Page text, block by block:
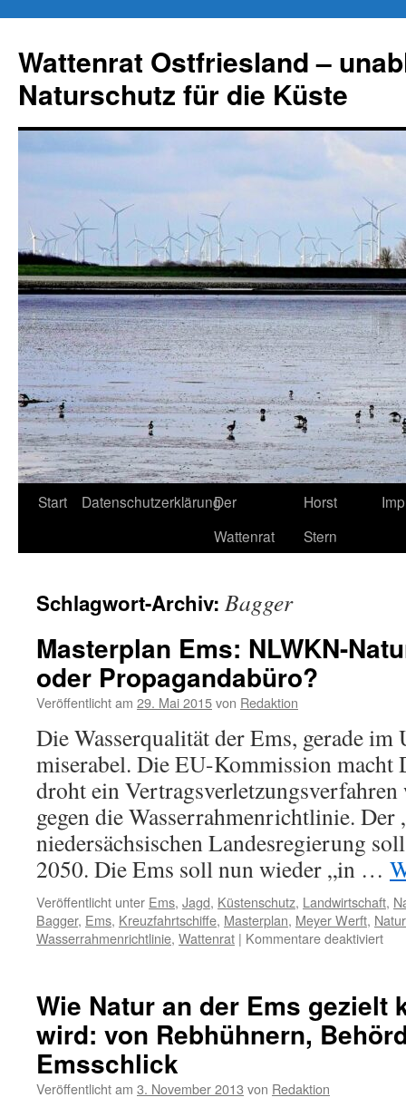
springen
Wattenrat Ostfriesland –
Naturschutz für die Küste
Start DatenschutzerklärungDer
Wattenrat
Horst
Stern
Schlagwort-Archiv: Bagger
Masterplan Ems: NLWKN-
oder Propagandabüro?
Veröffentlicht am 29. Mai 2015von Redaktion
Die Wasserqualität der Ems, gerade im
miserabel. Die EU-Kommission macht
droht ein Vertragsverletzungsverfahren
gegen die Wasserrahmenrichtlinie. Der
niedersächsischen Landesregierung
2050. Die Ems soll nun wieder „in …
Veröffentlicht unter Ems, Jagd, Küstenschutz, Landwirtschaft,
Bagger, Ems, Kreuzfahrtschiffe, Masterplan, Meyer Werft,
Wasserrahmenrichtlinie, Wattenrat | Kommentare deaktiviertfür
Wie Natur an der Ems gezielt
wird: von Rebhühnern,
Emsschlick
Veröffentlicht am 3. November 2013 von Redaktion